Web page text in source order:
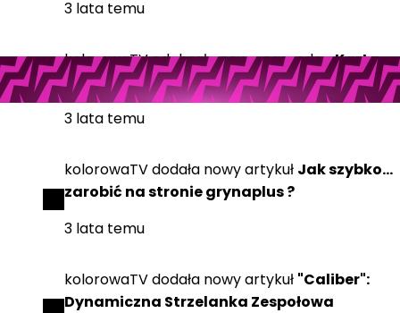
3 lata temu
kolorowaTVodebrałanową nagrodęeKarta
prezentowa Empik 25 zł
3 lata temu
kolorowaTVdodała nowy artykuł Jak szybko...
zarobić na stronie grynaplus ?
3 lata temu
kolorowaTVdodała nowy artykuł "Caliber":
Dynamiczna Strzelanka Zespołowa